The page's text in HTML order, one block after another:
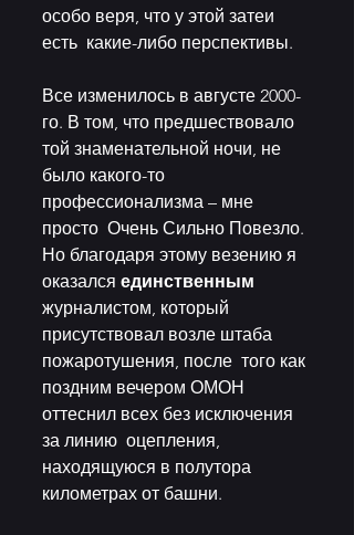
особо веря, что у этой затеи
есть  какие-либо перспективы.
Все изменилось в августе 2000-
го. В том, что предшествовало
той знаменательной ночи, не
было какого-то
профессионализма – мне
просто  Очень Сильно Повезло.
Но благодаря этому везению я
оказался единственным
журналистом, который
присутствовал возле штаба
пожаротушения, после  того как
поздним вечером ОМОН
оттеснил всех без исключения
за линию  оцепления,
находящуюся в полутора
километрах от башни.